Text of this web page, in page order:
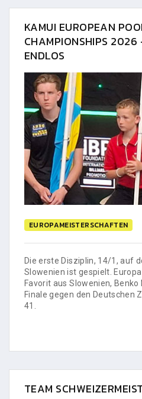
KAMUI EUROPEAN
CHAMPIONSHIPS
ENDLOS
EUROPAMEISTERSCHAFTEN
Die erste Disziplin, 14/1, auf
Slowenien ist gespielt.
Favorit aus Slowenien, Benko
Finale gegen den Deutschen
41.
TEAM